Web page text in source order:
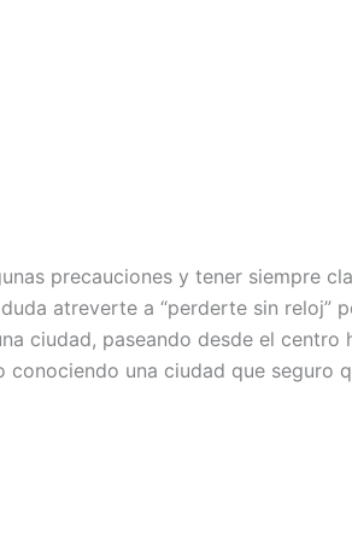
precauciones y tener siempre
atreverte a “perderte sin reloj”
ciudad, paseando desde el
una ciudad que seguro